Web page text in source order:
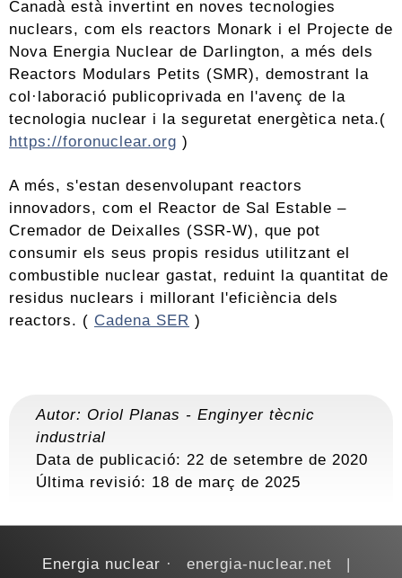
Canadà està invertint en noves tecnologies
nuclears, com els reactors Monark i el Projecte de
Nova Energia Nuclear de Darlington, a més dels
Reactors Modulars Petits (SMR), demostrant la
col·laboració publicoprivada en l'avenç de la
tecnologia nuclear i la seguretat energètica neta.(
https://foronuclear.org )
A més, s'estan desenvolupant reactors
innovadors, com el Reactor de Sal Estable –
Cremador de Deixalles (SSR-W), que pot
consumir els seus propis residus utilitzant el
combustible nuclear gastat, reduint la quantitat de
residus nuclears i millorant l'eficiència dels
reactors. ( Cadena SER )
Autor: Oriol Planas - Enginyer tècnic
industrial
Data de publicació: 22 de setembre de 2020
Última revisió: 18 de març de 2025
Energia nuclear energia-nuclear.net